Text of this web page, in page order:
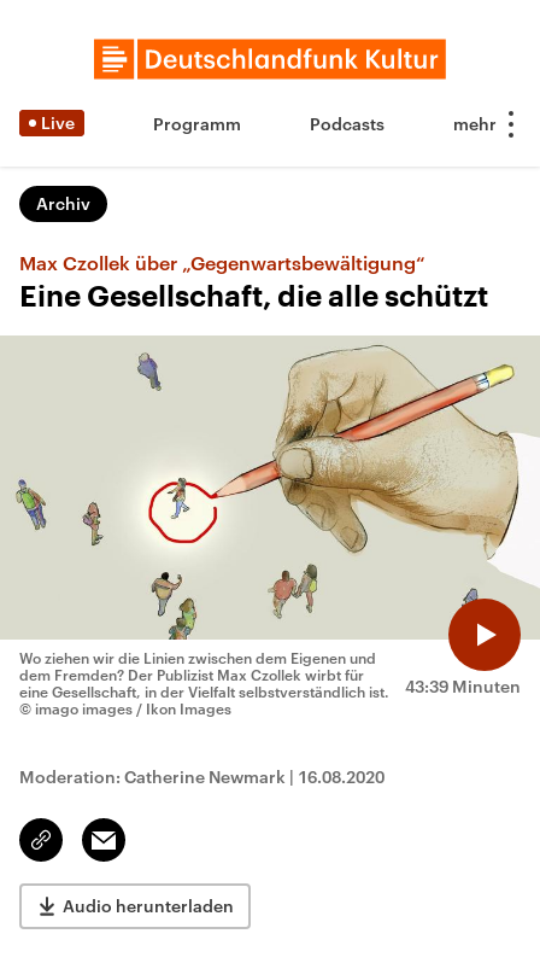
Live Programm Podcasts
Archiv
Max Czollek über „Gegenwartsbewältigung“
Eine Gesellschaft, die alle schützt
43:39 Minuten
Wo ziehen wir die Linien zwischen dem Eigenen und
dem Fremden? Der Publizist Max Czollek wirbt für
eine Gesellschaft, in der Vielfalt selbstverständlich ist.
© imago images / Ikon Images
Moderation: Catherine Newmark | 16.08.2020
Link
kopieren/teilen
Email
Audio herunterladen